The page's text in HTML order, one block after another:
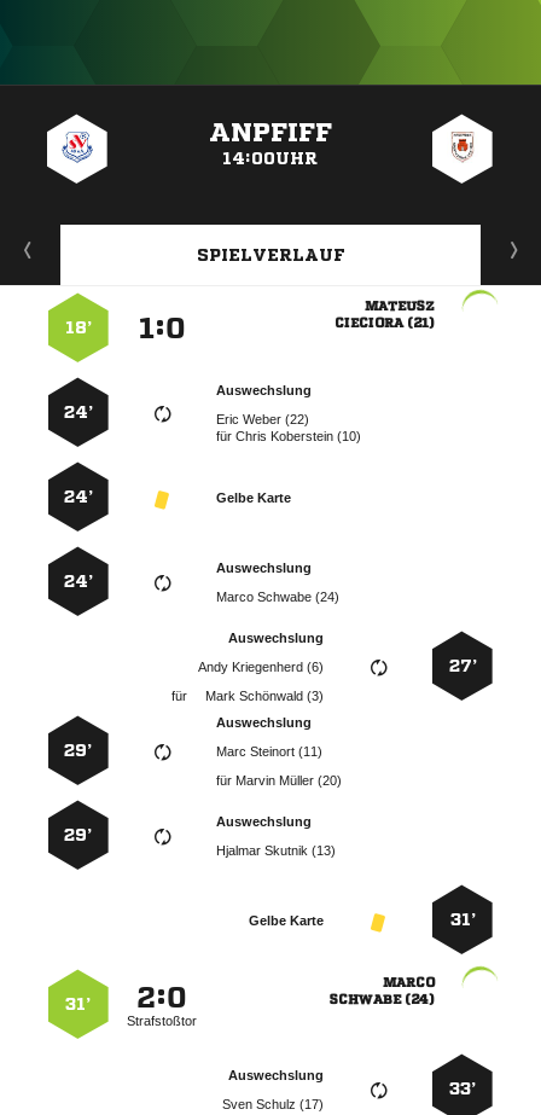
ANPFIFF
14:00UHR
SPIELVERLAUF

 
:
18’
Auswechslung
  
für  
24’
Gelbe Karte
24’
Auswechslung
  
24’
27’
Auswechslung
  
für
  
Auswechslung
  
für   
29’
Auswechslung
  
29’
31’
Gelbe Karte

 
:
Strafstoßtor
31’
33’
Auswechslung
  